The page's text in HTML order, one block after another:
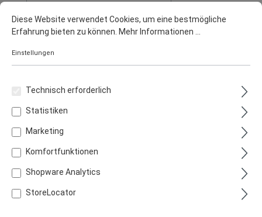
Diese Website verwendet Cookies, um eine bestmögliche
Erfahrung bieten zu können. Mehr Informationen ...
Einstellungen
Technisch erforderlich
Statistiken
Marketing
Komfortfunktionen
Shopware Analytics
StoreLocator